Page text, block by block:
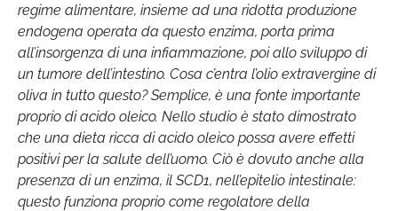
regime alimentare, insieme ad una ridotta produzione
endogena operata da questo enzima, porta prima
all’insorgenza di una infiammazione, poi allo sviluppo di
un tumore dell’intestino. Cosa c’entra l’olio extravergine di
oliva in tutto questo? Semplice, è una fonte importante
proprio di acido oleico. Nello studio è stato dimostrato
che una dieta ricca di acido oleico possa avere effetti
positivi per la salute dell’uomo. Ciò è dovuto anche alla
presenza di un enzima, il SCD1, nell’epitelio intestinale:
questo funziona proprio come regolatore della